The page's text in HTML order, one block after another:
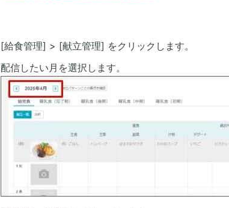
[給食管理] > [献立管理] をクリックします。
配信したい月を選択します。